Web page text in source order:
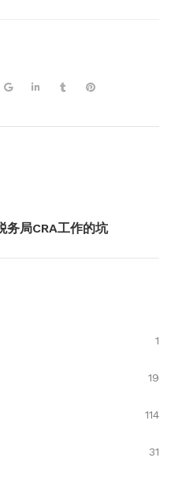
务局CRA工作的坑
1
19
114
31